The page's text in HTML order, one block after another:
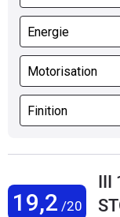
19,2 /20
III